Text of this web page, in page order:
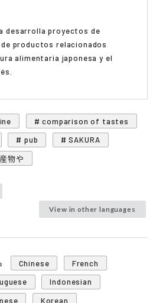
desarrolla proyectos de
productos relacionados
alimentaria japonesa y el
# comparison of tastes
# pub
# SAKURA
物や
View in other languages
Chinese
French
Indonesian
Korean